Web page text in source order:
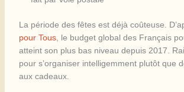
La période des fêtes est déjà coûteuse.
pour Tous, le budget global des Français
atteint son plus bas niveau depuis 2017.
pour s’organiser intelligemment plutôt que
aux cadeaux.